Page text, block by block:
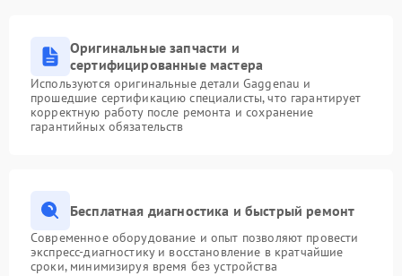
Оригинальные запчасти и
сертифицированные мастера
Используются оригинальные детали Gaggenau и
прошедшие сертификацию специалисты, что гарантирует
корректную работу после ремонта и сохранение
гарантийных обязательств
Бесплатная диагностика и быстрый ремонт
Современное оборудование и опыт позволяют провести
экспресс-диагностику и восстановление в кратчайшие
сроки, минимизируя время без устройства